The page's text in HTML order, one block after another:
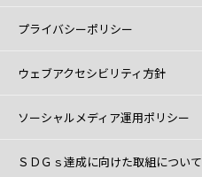
プライバシーポリシー
ウェブアクセシビリティ方針
ソーシャルメディア運用ポリシー
ＳＤＧｓ達成に向けた取組について